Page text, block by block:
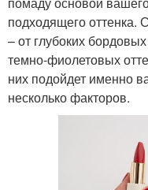
подходящего оттенка.
– от глубоких
темно-фиолетовых
них подойдет именно
несколько факторов.